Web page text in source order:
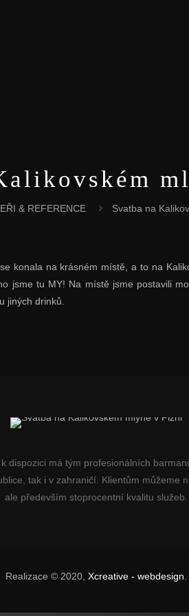
& REFERENCE Svatba na
konala na krásném místě, a to na
jsme tu MY! Na místě jsme postavili
jiných drinků.
dispozici má tým profesionálních
tak i v zahraničí. Klientům můžeme
ale především stoprocentní kvalitu služeb.
Realizace © 2020, Xcreative - webdesign